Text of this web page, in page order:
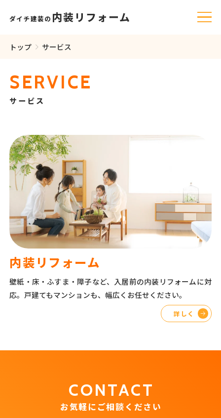
ダイチ建装の 内装リフォーム
トップ サービス
サービス
SERVICE
内装リフォーム
壁紙・床・ふすま・障子など、入居前の内装リフォームに対
応。戸建てもマンションも、幅広くお任せください。
詳しく
お気軽にご相談ください
CONTACT